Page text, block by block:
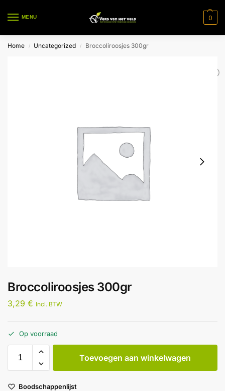
MENU 0
Home / Uncategorized / Broccoliroosjes 300gr
Broccoliroosjes 300gr
3,29 € Incl. BTW
Op voorraad
Toevoegen aan winkelwagen
Boodschappenlijst